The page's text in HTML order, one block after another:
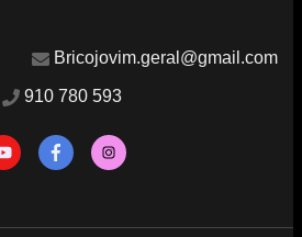
Bricojovim.geral@gmail.com
910 780 593